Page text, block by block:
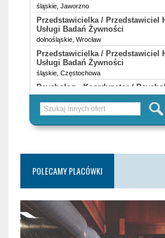
POLECAMY PLACÓWKI